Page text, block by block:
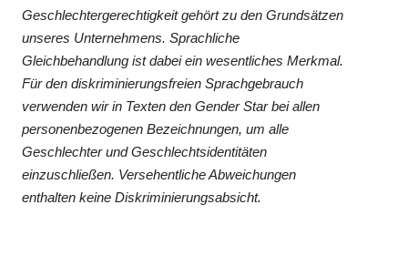
Geschlechtergerechtigkeit gehört zu den Grundsätzen
unseres Unternehmens. Sprachliche
Gleichbehandlung ist dabei ein wesentliches Merkmal.
Für den diskriminierungsfreien Sprachgebrauch
verwenden wir in Texten den Gender Star bei allen
personenbezogenen Bezeichnungen, um alle
Geschlechter und Geschlechtsidentitäten
einzuschließen. Versehentliche Abweichungen
enthalten keine Diskriminierungsabsicht.